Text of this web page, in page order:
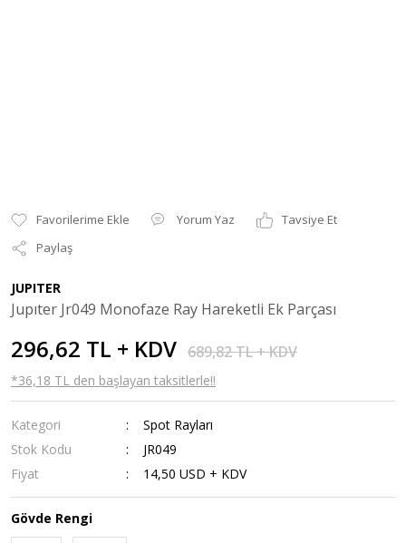
Yorum Yaz
Tavsiye Et
Paylaş
JUPITER
Jupıter Jr049 Monofaze Ray Hareketli Ek Parçası
296,62 TL + KDV 689,82 TL + KDV
*36,18 TL den başlayan taksitlerle!!
Kategori
Spot Rayları
Stok Kodu
JR049
Fiyat
14,50 USD + KDV
Gövde Rengi